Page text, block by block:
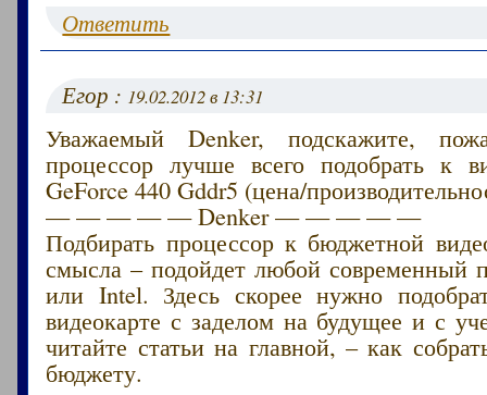
Ответить
Егор : 19.02.2012 в 13:31
Уважаемый Denker, подскажите,
процессор лучше всего подобрать к
GeForce 440 Gddr5 (цена/
— — — — — Denker — — — — —
Подбирать процессор к бюджетной
смысла – подойдет любой современный
или Intel. Здесь скорее нужно
видеокарте с заделом на будущее и с
читайте статьи на главной, – как
бюджету.